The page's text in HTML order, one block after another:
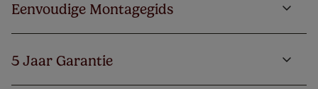
Eenvoudige Montagegids
5 Jaar Garantie